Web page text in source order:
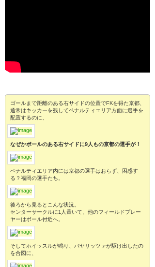
ゴールまで距離のある右サイドの位置でFKを得た京都、
通常はキッカーを残してペナルティエリア方面に選手を
配置するのに、
なぜかボールのある右サイドに9人もの京都の選手が！
ペナルティエリア内には京都の選手はおらず、困惑す
る？福岡の選手たち。
後ろから見るとこんな状況。
センターサークルに1人置いて、他のフィールドプレー
ヤーはボール付近へ。
そしてホイッスルが鳴り、バヤリッツァが駆け出したの
を合図に、